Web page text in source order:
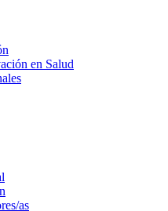
en Salud
as